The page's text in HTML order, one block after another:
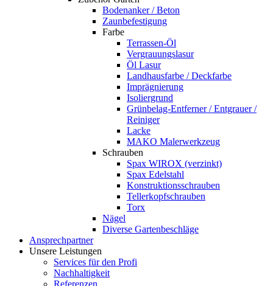
Bodenanker / Beton
Zaunbefestigung
Farbe
Terrassen-Öl
Vergrauungslasur
Öl Lasur
Landhausfarbe / Deckfarbe
Imprägnierung
Isoliergrund
Grünbelag-Entferner / Entgrauer /
Reiniger
Lacke
MAKO Malerwerkzeug
Schrauben
Spax WIROX (verzinkt)
Spax Edelstahl
Konstruktionsschrauben
Tellerkopfschrauben
Torx
Nägel
Diverse Gartenbeschläge
Ansprechpartner
Unsere Leistungen
Services für den Profi
Nachhaltigkeit
Referenzen